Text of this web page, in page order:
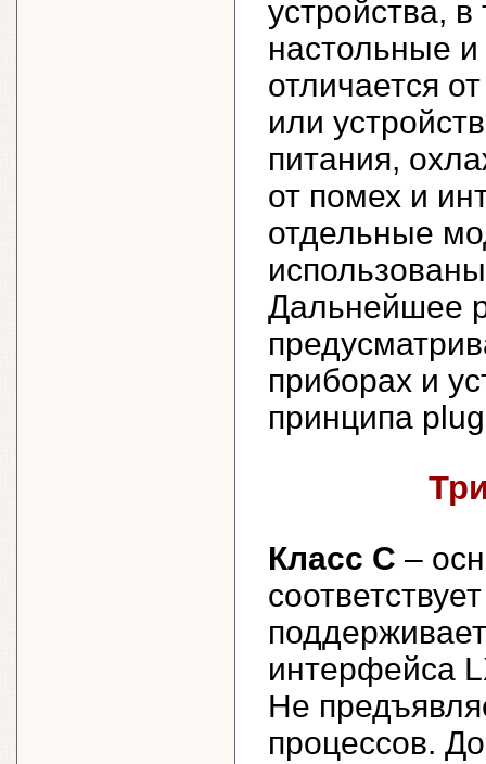
устройства,
настольные
отличается
или
питания,
от помех и
отдельные
Дальнейшее
приборах и
принципа
Класс C –
интерфейса
Не
процессов.